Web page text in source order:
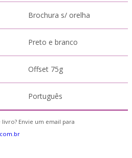
Brochura s/ orelha
Preto e branco
Offset 75g
Português
Envie um email para